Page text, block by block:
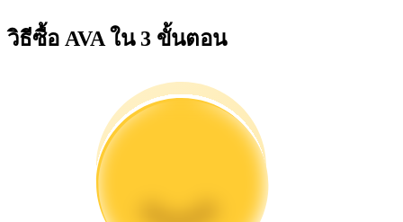
แนะนำ
วิธีซื้อ AVA ใน 3 ขั้นตอน